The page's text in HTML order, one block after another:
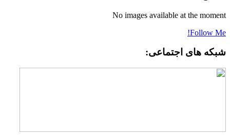
No images available at the
Follow
های اجتماعی: